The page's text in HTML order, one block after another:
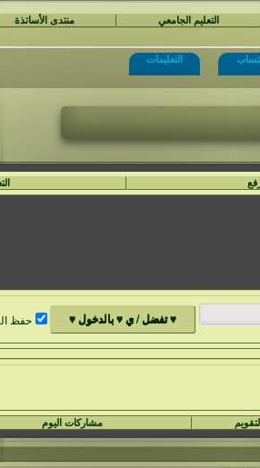
التعليم الجامعي منتدى الأساتذة
التعليمات
حفظ
التقويم مشاركات اليوم